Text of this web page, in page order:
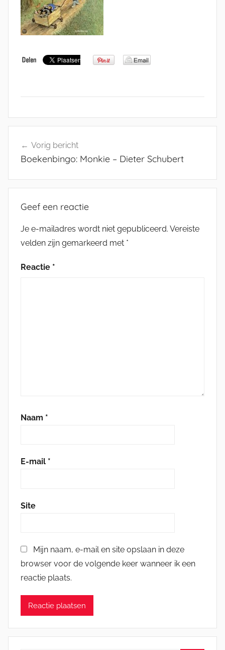
navigatie
Vorig bericht
Boekenbingo: Monkie – Dieter Schubert
Geef een reactie
Je e-mailadres wordt niet gepubliceerd. Vereiste
velden zijn gemarkeerd met *
Reactie *
Naam *
E-mail *
Site
Mijn naam, e-mail en site opslaan in deze
browser voor de volgende keer wanneer ik een
reactie plaats.